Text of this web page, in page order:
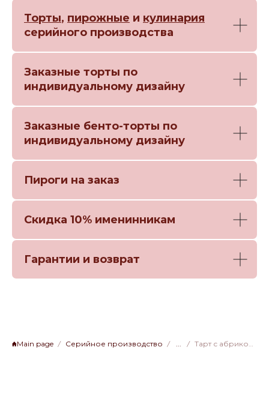
Торты, пирожные и кулинария
серийного производства
Заказные торты по
индивидуальному дизайну
Заказные бенто-торты по
индивидуальному дизайну
Пироги на заказ
Скидка 10% именинникам
Гарантии и возврат
Main page Серийное производство ... Тарт с абрикосом в сметанной заливке